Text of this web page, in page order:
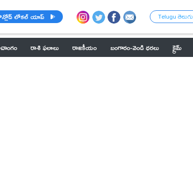
లోకల్ యాప్ Telugu తెలుగు
రాశి ఫలాలు రాజకీయం బంగారం-వెండి ధరలు క్రైమ్